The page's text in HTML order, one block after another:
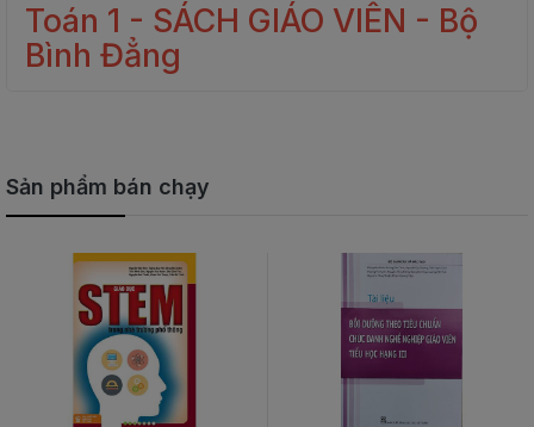
Toán 1 - SÁCH GIÁO VIÊN - Bộ
Bình Đẳng
Sản phẩm bán chạy